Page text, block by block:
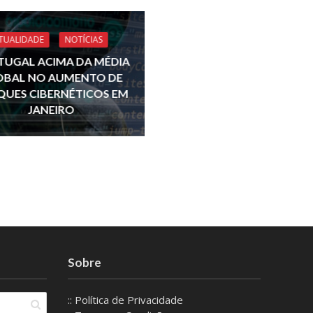
NOTÍCIAS
ACIMA DA MÉDIA
NO AUMENTO DE
CIBERNÉTICOS EM
JANEIRO
Sobre
:: Política de Privacidade